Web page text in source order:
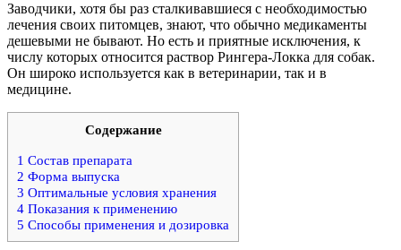
Заводчики, хотя бы раз сталкивавшиеся с необходимостью
лечения своих питомцев, знают, что обычно медикаменты
дешевыми не бывают. Но есть и приятные исключения, к
числу которых относится раствор Рингера-Локка для собак.
Он широко используется как в ветеринарии, так и в
медицине.
Содержание
1 Состав препарата
2 Форма выпуска
3 Оптимальные условия хранения
4 Показания к применению
5 Способы применения и дозировка